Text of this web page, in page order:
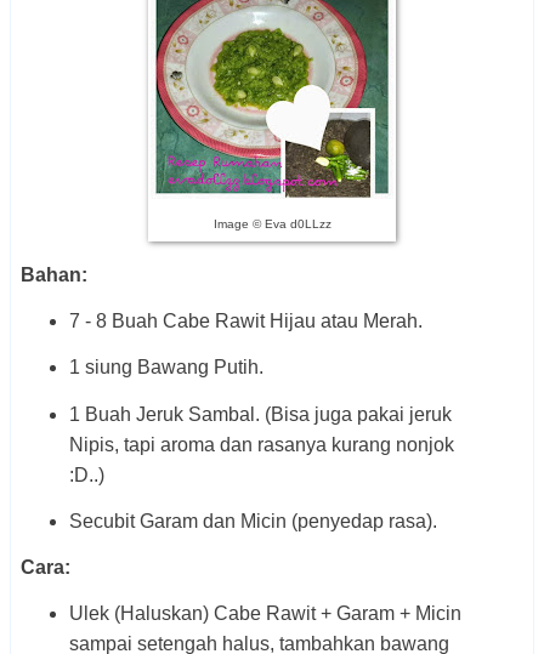
Image © Eva d0LLzz
Bahan:
7 - 8 Buah Cabe Rawit Hijau atau Merah.
1 siung Bawang Putih.
1 Buah Jeruk Sambal. (Bisa juga pakai jeruk
Nipis, tapi aroma dan rasanya kurang nonjok
:D..)
Secubit Garam dan Micin (penyedap rasa).
Cara:
Ulek (Haluskan) Cabe Rawit + Garam + Micin
sampai setengah halus, tambahkan bawang